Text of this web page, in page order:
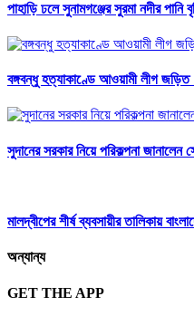
পাহাড়ি ঢলে সুনামগঞ্জের সুরমা নদীর পানি
বঙ্গবন্ধু হত্যাকাণ্ডে আওয়ামী লীগ
সুদানের সরকার নিয়ে পরিকল্পনা জানালেন
মালদ্বীপের শীর্ষ ব্যবসায়ীর তালিকায়
অন্যান্য
GET THE APP